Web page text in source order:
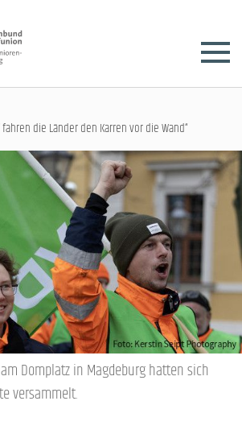
fahren die Länder den Karren vor die Wand“
Domplatz in Magdeburg hatten sich
versammelt.